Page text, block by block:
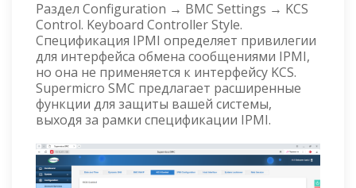
Раздел Configuration → BMC Settings → KCS
Control. Keyboard Controller Style.
Спецификация IPMI определяет привилегии
для интерфейса обмена сообщениями IPMI,
но она не применяется к интерфейсу KCS.
Supermicro SMC предлагает расширенные
функции для защиты вашей системы,
выходя за рамки спецификации IPMI.